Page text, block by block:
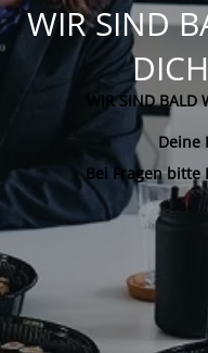
WIR SIND
WIR SIND BALD
Deine
Bei Fragen bitte